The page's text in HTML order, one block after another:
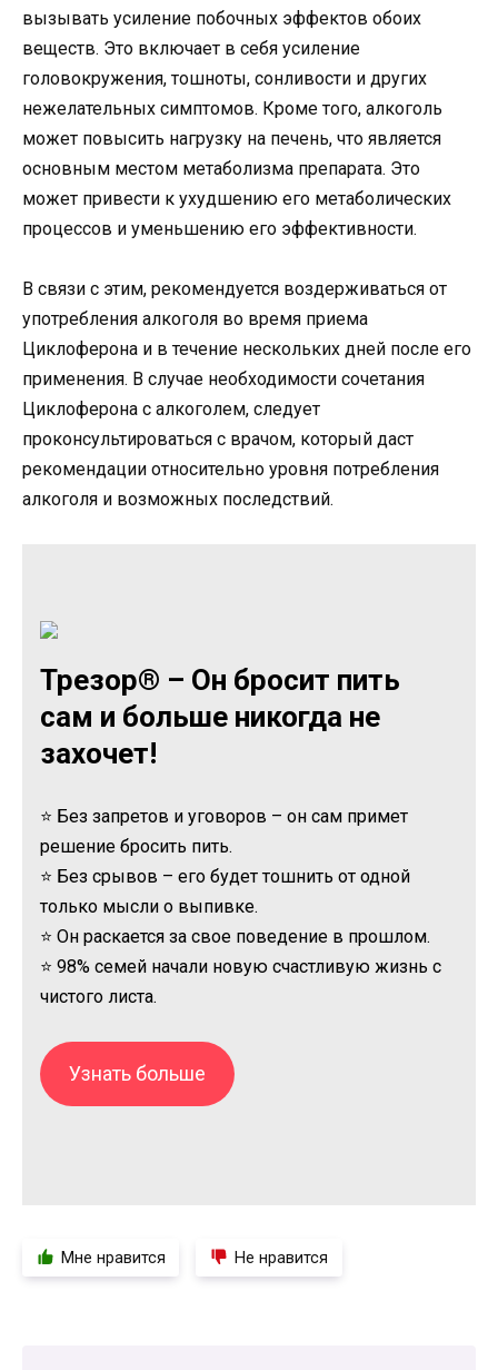
вызывать усиление побочных эффектов обоих
веществ. Это включает в себя усиление
головокружения, тошноты, сонливости и других
нежелательных симптомов. Кроме того, алкоголь
может повысить нагрузку на печень, что является
основным местом метаболизма препарата. Это
может привести к ухудшению его метаболических
процессов и уменьшению его эффективности.
В связи с этим, рекомендуется воздерживаться от
употребления алкоголя во время приема
Циклоферона и в течение нескольких дней после его
применения. В случае необходимости сочетания
Циклоферона с алкоголем, следует
проконсультироваться с врачом, который даст
рекомендации относительно уровня потребления
алкоголя и возможных последствий.
Трезор® – Он бросит пить
сам и больше никогда не
захочет!
⭐ Без запретов и уговоров – он сам примет
решение бросить пить.
⭐ Без срывов – его будет тошнить от одной
только мысли о выпивке.
⭐ Он раскается за свое поведение в прошлом.
⭐ 98% семей начали новую счастливую жизнь с
чистого листа.
Узнать больше
Мне нравится Не нравится